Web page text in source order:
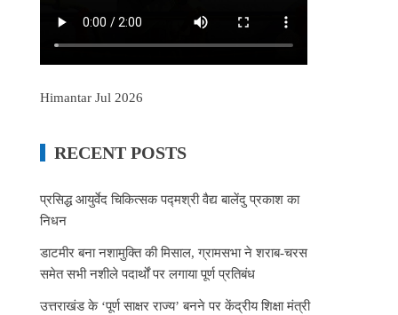
Himantar Jul 2026
RECENT POSTS
प्रसिद्ध आयुर्वेद चिकित्सक पद्मश्री वैद्य बालेंदु प्रकाश का
निधन
डाटमीर बना नशामुक्ति की मिसाल, ग्रामसभा ने शराब-चरस
समेत सभी नशीले पदार्थों पर लगाया पूर्ण प्रतिबंध
उत्तराखंड के ‘पूर्ण साक्षर राज्य’ बनने पर केंद्रीय शिक्षा मंत्री